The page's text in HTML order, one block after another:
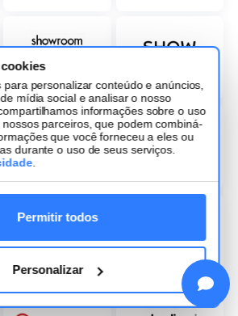
para personalizar conteúdo e anúncios,
mídia social e analisar o nosso
informações sobre o uso
parceiros, que podem combiná-
que você forneceu a eles ou
durante o uso de seus serviços.
Permitir todos
Personalizar